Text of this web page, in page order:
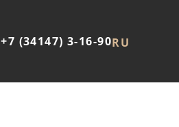
+7 (34147) 3-16-90RU